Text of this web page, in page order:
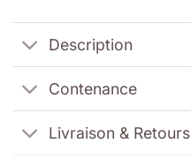
Description
Contenance
Livraison & Retours